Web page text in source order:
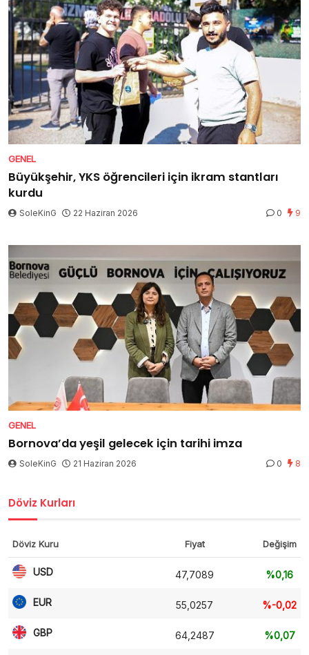
GENEL
Büyükşehir, YKS öğrencileri için ikram stantları
kurdu
SoleKinG 22 Haziran 2026 0 9
GENEL
Bornova’da yeşil gelecek için tarihi imza
SoleKinG 21 Haziran 2026 0 8
Döviz Kurları
Döviz Kuru Fiyat Değişim
USD 47,7089 %0,16
EUR 55,0257 %-0,02
GBP 64,2487 %0,07